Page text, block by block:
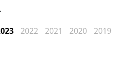
2022 2021 2020
2019